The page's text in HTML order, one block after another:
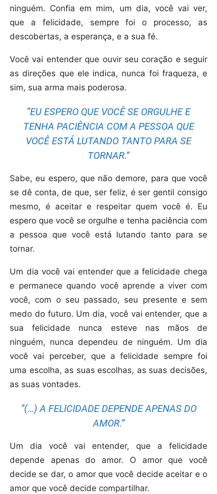
ninguém. Confia em mim, um dia, você vai ver,
que a felicidade, sempre foi o processo, as
descobertas, a esperança, e a sua fé.
Você vai entender que ouvir seu coração e seguir
as direções que ele indica, nunca foi fraqueza, e
sim, sua arma mais poderosa.
“EU ESPERO QUE VOCÊ SE ORGULHE E
TENHA PACIÊNCIA COM A PESSOA QUE
VOCÊ ESTÁ LUTANDO TANTO PARA SE
TORNAR.”
Sabe, eu espero, que não demore, para que você
se dê conta, de que, ser feliz, é ser gentil consigo
mesmo, é aceitar e respeitar quem você é. Eu
espero que você se orgulhe e tenha paciência com
a pessoa que você está lutando tanto para se
tornar.
Um dia você vai entender que a felicidade chega
e permanece quando você aprende a viver com
você, com o seu passado, seu presente e sem
medo do futuro. Um dia, você vai entender, que a
sua felicidade nunca esteve nas mãos de
ninguém, nunca dependeu de ninguém. Um dia
você vai perceber, que a felicidade sempre foi
uma escolha, as suas escolhas, as suas decisões,
as suas vontades.
“(…) A FELICIDADE DEPENDE APENAS DO
AMOR.”
Um dia você vai entender, que a felicidade
depende apenas do amor. O amor que você
decide se dar, o amor que você decide aceitar e o
amor que você decide compartilhar.